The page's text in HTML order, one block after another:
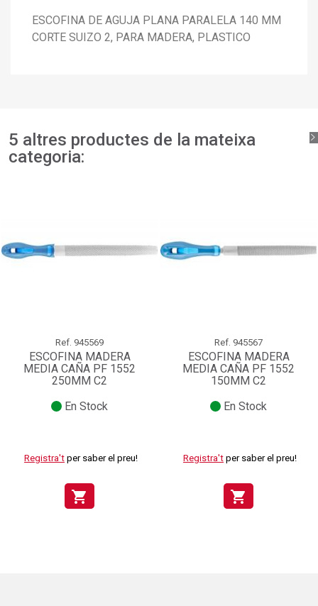
Crear una llista de desitjos ×
Connectar-se ×
ESCOFINA DE AGUJA PLANA PARALELA 140 MM
CORTE SUIZO 2, PARA MADERA, PLASTICO
5 altres productes de la mateixa
categoria:
Ref. 945569
ESCOFINA MADERA
MEDIA CAÑA PF 1552
250MM C2
En Stock
Registra't per saber el preu!
shopping_cart
Ref. 945567
ESCOFINA MADERA
MEDIA CAÑA PF 1552
150MM C2
En Stock
Registra't per saber el preu!
shopping_cart